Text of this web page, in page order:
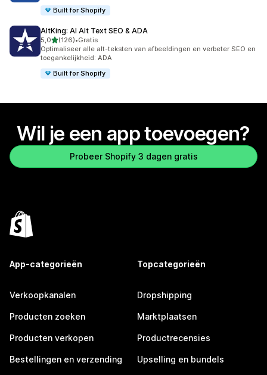
Built for Shopify
AltKing: AI Alt Text SEO & ADA
5,0van 5 sterren
(126)
126 recensies in totaal
•Gratis
Optimaliseer alle alt-teksten van afbeeldingen en verbeter SEO en
toegankelijkheid: ADA
Built for Shopify
Wil je een app toevoegen?
Probeer Shopify 3 dagen gratis
App-categorieën
Verkoopkanalen
Producten zoeken
Producten verkopen
Bestellingen en verzending
Topcategorieën
Dropshipping
Marktplaatsen
Productrecensies
Upselling en bundels